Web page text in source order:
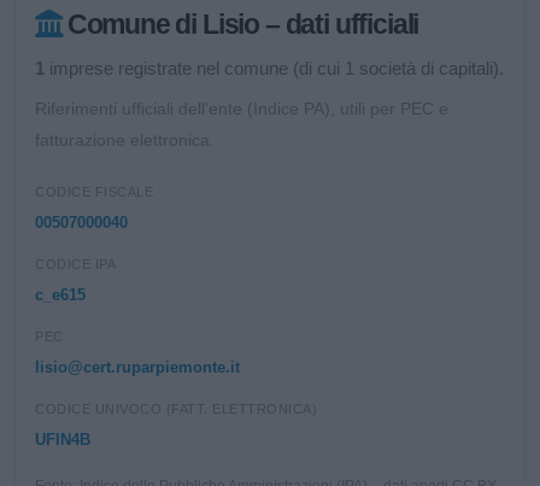
Comune di Lisio – dati ufficiali
1 imprese registrate nel comune (di cui 1 società di capitali).
Riferimenti ufficiali dell'ente (Indice PA), utili per PEC e
fatturazione elettronica.
CODICE FISCALE
00507000040
CODICE IPA
c_e615
PEC
lisio@cert.ruparpiemonte.it
CODICE UNIVOCO (FATT. ELETTRONICA)
UFIN4B